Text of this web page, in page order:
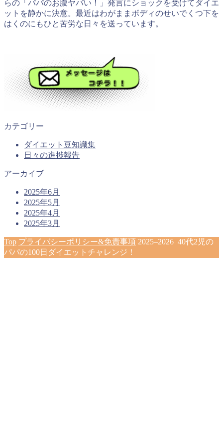
らの「パパのお腹ヤバい！」発言にショックを受けてダイエ
ットを静かに決意。最近はわがままボディのせいでくつ下を
はくのにもひと苦労な日々を送っています。
カテゴリー
ダイエット豆知識集
日々の進捗報告
アーカイブ
2025年6月
2025年5月
2025年4月
2025年3月
Top プライバシーポリシー&免責事項 2025–2026 40代2児の
パパの100日ダイエットチャレンジ！